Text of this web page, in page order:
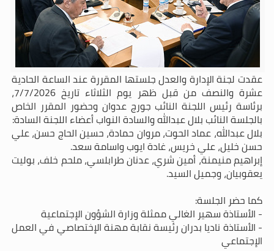
عقدت لجنة الإدارة والعدل جلستها المقررة عند الساعة الحادية
عشرة والنصف من قبل ظهر يوم الثلاثاء تاريخ 7/7/2026،
برئاسة رئيس اللجنة النائب جورج عدوان وحضور المقرر الخاص
بالجلسة النائب بلال عبدالله والسادة النواب أعضاء اللجنة السادة:
بلال عبدالله، عماد الحوت، مروان حمادة، حسين الحاج حسن، علي
حسن خليل، علي خريس، غادة ايوب واسامة سعد.
إبراهيم منيمنة، أمين شري، عدنان طرابلسي، ملحم خلف، بوليت
يعقوبيان، وجميل السيد.
كما حضر الجلسة:
- الأستاذة سهير الغالي ممثلة وزارة الشؤون الإجتماعية
- الأستاذة ناديا بدران رئيسة نقابة مهنة الإختصاصي في العمل
الإجتماعي